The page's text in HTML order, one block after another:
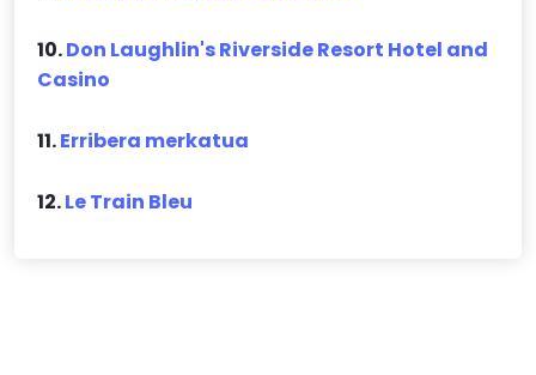
10.Don Laughlin's Riverside Resort Hotel and
Casino
11.Erribera merkatua
12.Le Train Bleu